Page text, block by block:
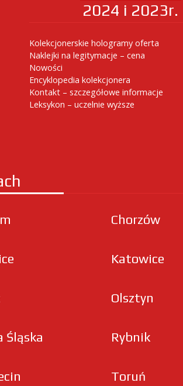
2024 i 2023r.
Kolekcjonerskie hologramy oferta
Naklejki na legitymacje – cena
Nowości
Encyklopedia kolekcjonera
Kontakt – szczegółowe informacje
Leksykon – uczelnie wyższe
Chorzów
Katowice
Olsztyn
Śląska Rybnik
Toruń